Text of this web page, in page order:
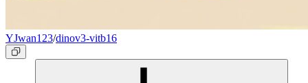
YJwan123/dinov3-vitb16